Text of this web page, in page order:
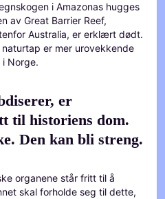
i Amazonas hugges
av Great Barrier Reef,
Australia, er erklært dødt.
er mer urovekkende
Norge.
er
til historiens dom.
Den kan bli streng.
organene står fritt til å
skal forholde seg til dette,